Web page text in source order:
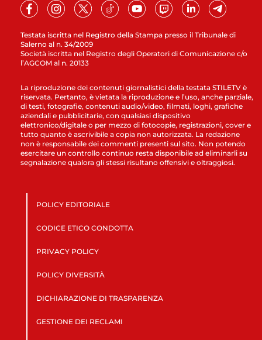
Testata iscritta nel Registro della Stampa presso il Tribunale di
Salerno al n. 34/2009
Società iscritta nel Registro degli Operatori di Comunicazione c/o
l’AGCOM al n. 20133
La riproduzione dei contenuti giornalistici della testata STILETV è
riservata. Pertanto, è vietata la riproduzione e l’uso, anche parziale,
di testi, fotografie, contenuti audio/video, filmati, loghi, grafiche
aziendali e pubblicitarie, con qualsiasi dispositivo
elettronico/digitale o per mezzo di fotocopie, registrazioni, cover e
tutto quanto è ascrivibile a copia non autorizzata. La redazione
non è responsabile dei commenti presenti sul sito. Non potendo
esercitare un controllo continuo resta disponibile ad eliminarli su
segnalazione qualora gli stessi risultano offensivi e oltraggiosi.
POLICY EDITORIALE
CODICE ETICO CONDOTTA
PRIVACY POLICY
POLICY DIVERSITÀ
DICHIARAZIONE DI TRASPARENZA
GESTIONE DEI RECLAMI